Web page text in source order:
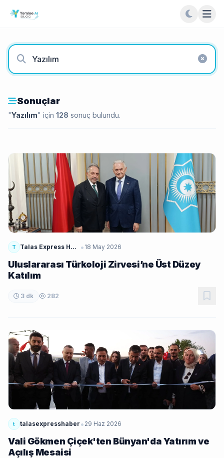
Sonuçlar
"Yazılım" için 128 sonuç bulundu.
T Talas Express Haber • 18 May 2026
Uluslararası Türkoloji Zirvesi’ne Üst Düzey
Katılım
3 dk 282
t talasexpresshaber • 29 Haz 2026
Vali Gökmen Çiçek'ten Bünyan'da Yatırım ve
Açılış Mesaisi